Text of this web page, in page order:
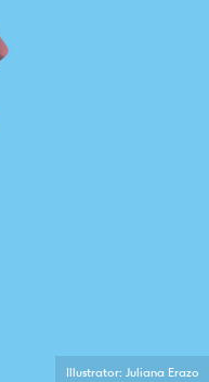
Illustrator: Juliana Erazo